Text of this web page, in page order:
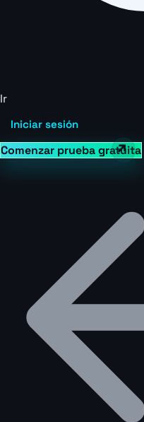
Ir
Iniciar sesión
Comenzar prueba gratuita